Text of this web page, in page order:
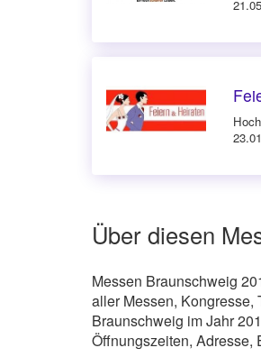
Über diesen
Messen Braunschweig
aller Messen, Kongresse,
Braunschweig im Jahr
Öffnungszeiten, Adresse,